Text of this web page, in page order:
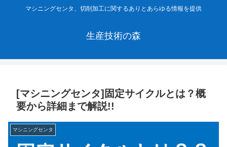
マシニングセンタ、切削加工に関するありとあらゆる情報を提供
生産技術の森
[マシニングセンタ]固定サイクルとは？概
要から詳細まで解説!!
マシニングセンタ